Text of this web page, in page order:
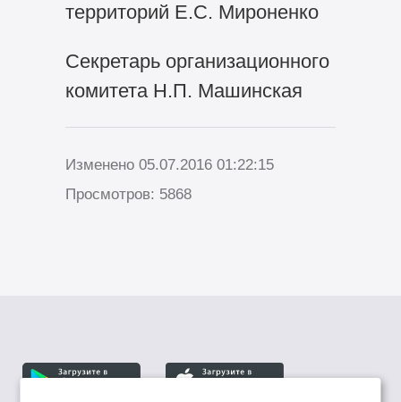
территорий Е.С. Мироненко
Секретарь организационного
комитета Н.П. Машинская
Изменено 05.07.2016 01:22:15
Просмотров: 5868